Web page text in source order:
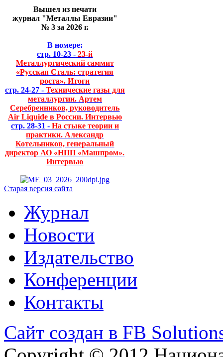
Вышел из печати
журнал "Металлы Евразии"
№ 3 за 2026 г.
В номере:
стр. 10-23 - 23-й
Металлургический саммит
«Русская Сталь: стратегия
роста». Итоги
стр. 24-27 - Технические газы для
металлургии. Артем
Серебренников, руководитель
Air Liquide в России. Интервью
стр. 28-31 - На стыке теории и
практики. Александр
Котельников, генеральный
директор АО «НПП «Машпром».
Интервью
Старая версия сайта
Журнал
Новости
Издательство
Конференции
Контакты
Сайт создан в FB